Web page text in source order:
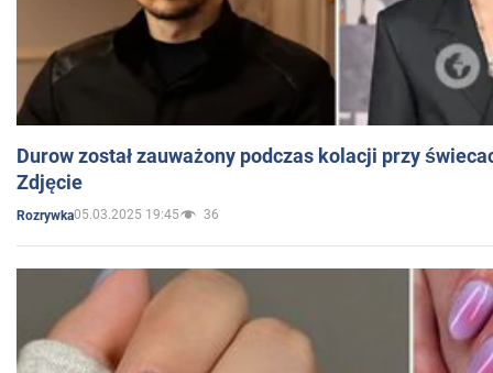
Durow został zauważony podczas kolacji przy
Zdjęcie
Rozrywka05.03.2025 19:45 36